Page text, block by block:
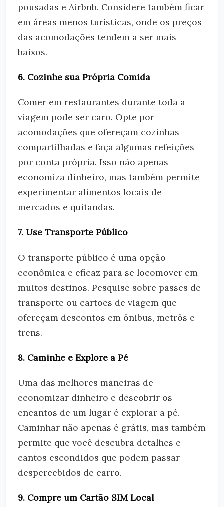
pousadas e Airbnb. Considere também ficar
em áreas menos turísticas, onde os preços
das acomodações tendem a ser mais
baixos.
6. Cozinhe sua Própria Comida
Comer em restaurantes durante toda a
viagem pode ser caro. Opte por
acomodações que ofereçam cozinhas
compartilhadas e faça algumas refeições
por conta própria. Isso não apenas
economiza dinheiro, mas também permite
experimentar alimentos locais de
mercados e quitandas.
7. Use Transporte Público
O transporte público é uma opção
econômica e eficaz para se locomover em
muitos destinos. Pesquise sobre passes de
transporte ou cartões de viagem que
ofereçam descontos em ônibus, metrôs e
trens.
8. Caminhe e Explore a Pé
Uma das melhores maneiras de
economizar dinheiro e descobrir os
encantos de um lugar é explorar a pé.
Caminhar não apenas é grátis, mas também
permite que você descubra detalhes e
cantos escondidos que podem passar
despercebidos de carro.
9. Compre um Cartão SIM Local